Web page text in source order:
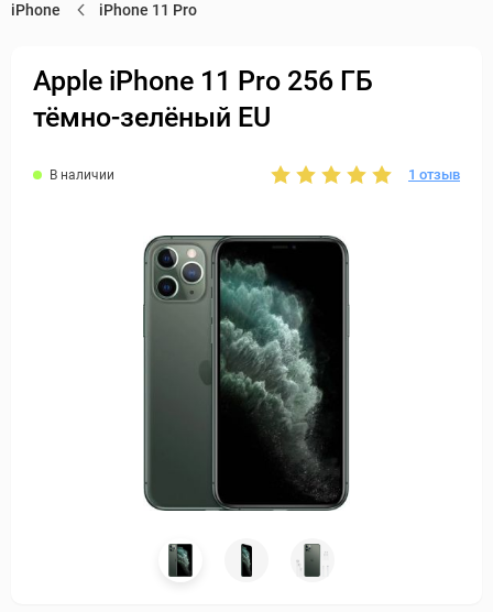
iPhone iPhone 11 Pro
Apple iPhone 11 Pro 256 ГБ
тёмно-зелёный EU
В наличии 1 отзыв